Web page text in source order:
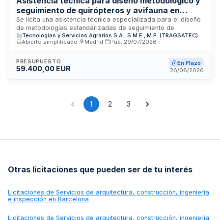
seguimiento de quirópteros y avifauna en
parques eólicos de la Península Ibérica -
Tragsatec
Se licita una asistencia técnica especializada para el diseño
de metodologías estandarizadas de seguimiento de
quirópteros y avifauna en parques eólicos de la Península
Ibérica. El contrato es promovido por Tecnologías y Servicios
con la Subdirección General de Biodiversidad Terrestre y
Marina del Ministerio para la Transición Ecológica. Los
metodológica y la elaboración de propuestas de integración
de datos en el Sistema Integrado de Información de
Tecnologías y Servicios Agrarios S.A., S.M.E., M.P. (TRAGSATEC)
Abierto simplificado
Madrid Pub. 29/07/2026
PRESUPUESTO
59.400,00 EUR
En Plazo
26/08/2026
1 2 3
Otras licitaciones que pueden ser de tu interés
Licitaciones de Servicios de arquitectura, construcción, ingeniería
e inspección en Barcelona
Licitaciones de Servicios de arquitectura, construcción, ingeniería